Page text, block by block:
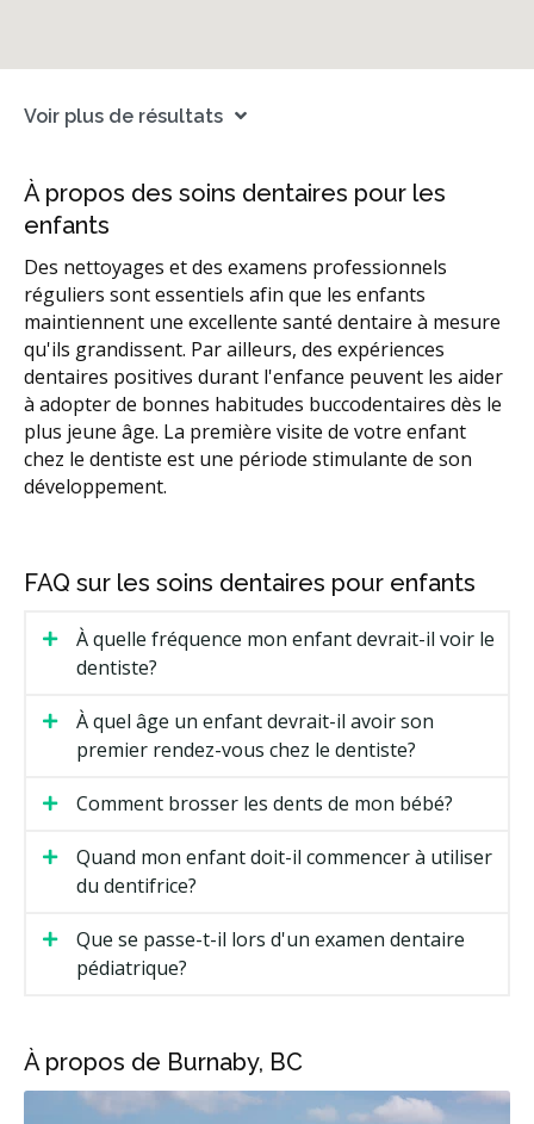
Voir plus de résultats
À propos des soins dentaires pour les
enfants
Des nettoyages et des examens professionnels
réguliers sont essentiels afin que les enfants
maintiennent une excellente santé dentaire à mesure
qu'ils grandissent. Par ailleurs, des expériences
dentaires positives durant l'enfance peuvent les aider
à adopter de bonnes habitudes buccodentaires dès le
plus jeune âge. La première visite de votre enfant
chez le dentiste est une période stimulante de son
développement.
FAQ sur les soins dentaires pour enfants
À quelle fréquence mon enfant devrait-il voir le
dentiste?
À quel âge un enfant devrait-il avoir son
premier rendez-vous chez le dentiste?
Comment brosser les dents de mon bébé?
Quand mon enfant doit-il commencer à utiliser
du dentifrice?
Que se passe-t-il lors d'un examen dentaire
pédiatrique?
À propos de Burnaby, BC